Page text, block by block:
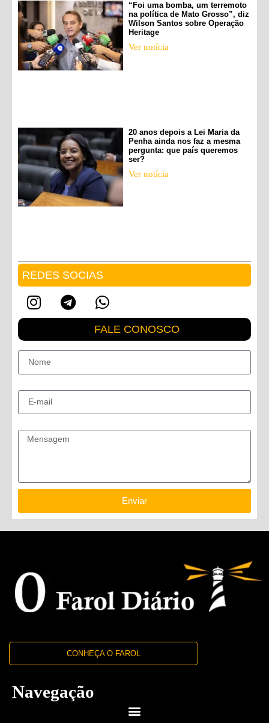
“Foi uma bomba, um terremoto
na política de Mato Grosso”, diz
Wilson Santos sobre Operação
Heritage
Ver notícia
20 anos depois a Lei Maria da
Penha ainda nos faz a mesma
pergunta: que país queremos
ser?
Ver notícia
REDES SOCIAS
FALE CONOSCO
Enviar
CONHEÇA O FAROL
Navegação